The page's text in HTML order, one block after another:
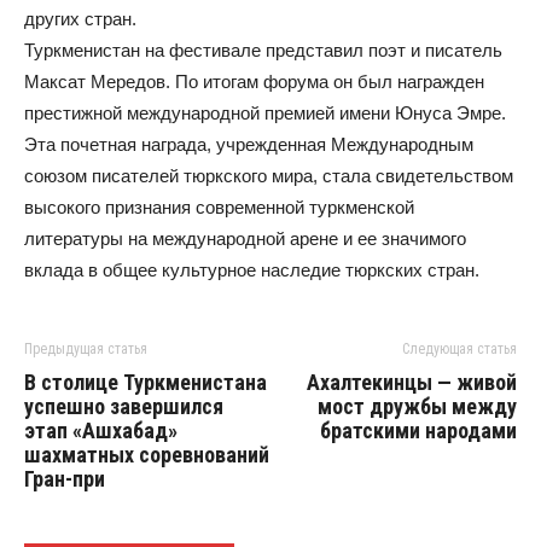
других стран.
Туркменистан на фестивале представил поэт и писатель
Максат Мередов. По итогам форума он был награжден
престижной международной премией имени Юнуса Эмре.
Эта почетная награда, учрежденная Международным
союзом писателей тюркского мира, стала свидетельством
высокого признания современной туркменской
литературы на международной арене и ее значимого
вклада в общее культурное наследие тюркских стран.
Предыдущая статья
В столице Туркменистана
успешно завершился
этап «Ашхабад»
шахматных соревнований
Гран-при
Следующая статья
Ахалтекинцы — живой
мост дружбы между
братскими народами